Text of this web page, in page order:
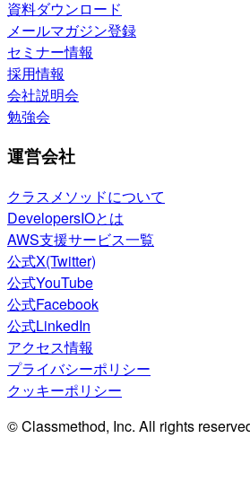
資料ダウンロード
メールマガジン登録
セミナー情報
採用情報
会社説明会
勉強会
運営会社
クラスメソッドについて
DevelopersIOとは
AWS支援サービス一覧
公式X(Twitter)
公式YouTube
公式Facebook
公式LinkedIn
アクセス情報
プライバシーポリシー
クッキーポリシー
© Classmethod, Inc. All rights